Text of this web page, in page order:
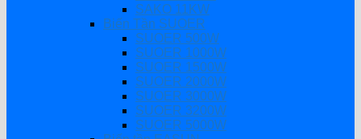
SAKO 11KW
Biến Tần SUOER
SUOER 500W
SUOER 1000W
SUOER 1500W
SUOER 2000W
SUOER 3000W
SUOER 3200W
SUOER 5000W